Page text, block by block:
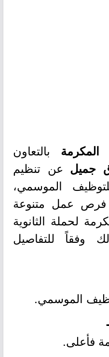
بالتعاون
جميل عن تنظيم
الموسمي،
فرص عمل متنوعة
لحملة الثانوية
وفقاً للتفاصيل
الموسمي.
فأعلى.